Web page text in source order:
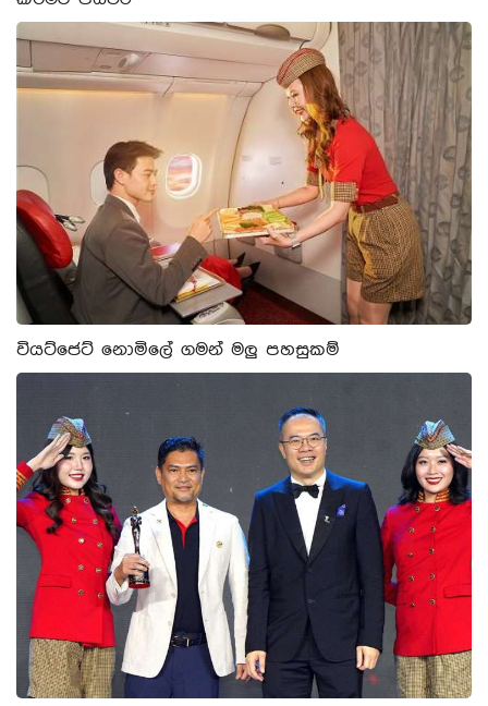
වියට්ජෙට් නොමිලේ ගමන් මලු පහසුකම්